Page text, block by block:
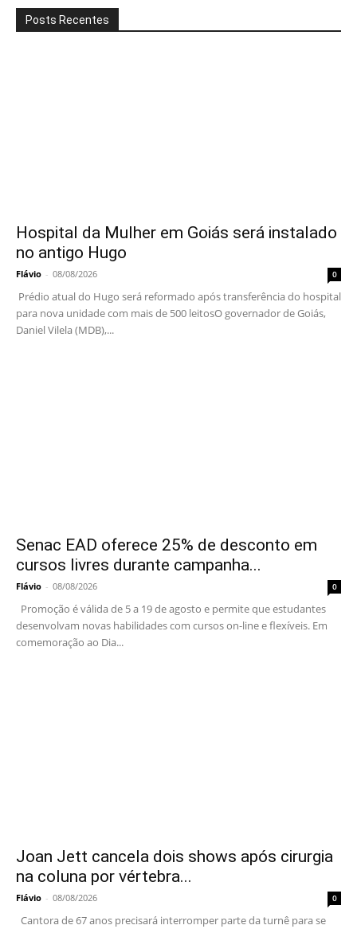
Posts Recentes
Hospital da Mulher em Goiás será instalado
no antigo Hugo
Flávio - 08/08/2026 0
Prédio atual do Hugo será reformado após transferência do hospital
para nova unidade com mais de 500 leitosO governador de Goiás,
Daniel Vilela (MDB),...
Senac EAD oferece 25% de desconto em
cursos livres durante campanha...
Flávio - 08/08/2026 0
Promoção é válida de 5 a 19 de agosto e permite que estudantes
desenvolvam novas habilidades com cursos on-line e flexíveis. Em
comemoração ao Dia...
Joan Jett cancela dois shows após cirurgia
na coluna por vértebra...
Flávio - 08/08/2026 0
Cantora de 67 anos precisará interromper parte da turnê para se